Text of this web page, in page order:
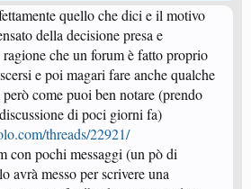
quello che dici e il motivo
della decisione presa e
che un forum è fatto proprio
e poi magari fare anche qualche
come puoi ben notare (prendo
di poci giorni fa)
threads/22921/
con pochi messaggi (un pò di
avrà messo per scrivere una